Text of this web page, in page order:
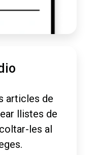
articles de
llistes de
les al